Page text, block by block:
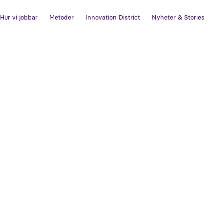
Hur vi jobbar Metoder Innovation District Nyheter & Stories